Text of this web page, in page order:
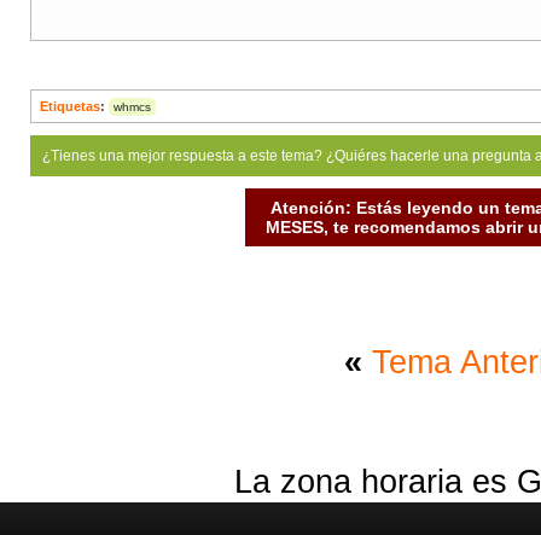
Etiquetas: whmcs
¿Tienes una mejor respuesta a este tema? ¿Quiéres hacerle una
Atención: Estás leyendo un
MESES, te recomendamos abrir
« Tema
La zona horaria es